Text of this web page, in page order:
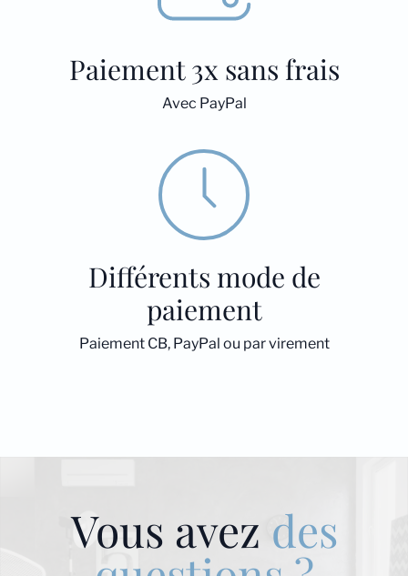
Paiement 3x sans frais
Avec PayPal
Différents mode de
paiement
Paiement CB, PayPal ou par virement
Vous avez des